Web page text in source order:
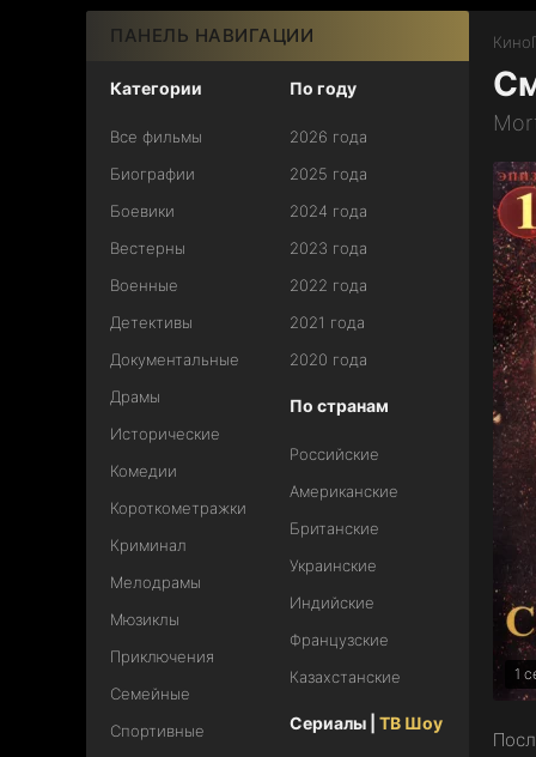
ПАНЕЛЬ НАВИГАЦИИ
Категории
Все фильмы
Биографии
Боевики
Вестерны
Военные
Детективы
Документальные
Драмы
Исторические
Комедии
Короткометражки
Криминал
Мелодрамы
Мюзиклы
Приключения
Семейные
Спортивные
По году
2026 года
2025 года
2024 года
2023 года
2022 года
2021 года
2020 года
По странам
Российские
Американские
Британские
Украинские
Индийские
Французские
Казахстанские
Сериалы | ТВ Шоу
1